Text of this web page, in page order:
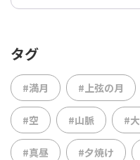
タグ
#満月 #上弦の月
#空 #山脈 #
#真昼 #夕焼け